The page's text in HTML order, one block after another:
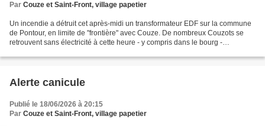
Par Couze et Saint-Front, village papetier
Un incendie a détruit cet après-midi un transformateur EDF sur la commune
de Pontour, en limite de "frontière" avec Couze. De nombreux Couzots se
retrouvent sans électricité à cette heure - y compris dans le bourg -
Alerte canicule
Publié le 18/06/2026 à 20:15
Par Couze et Saint-Front, village papetier